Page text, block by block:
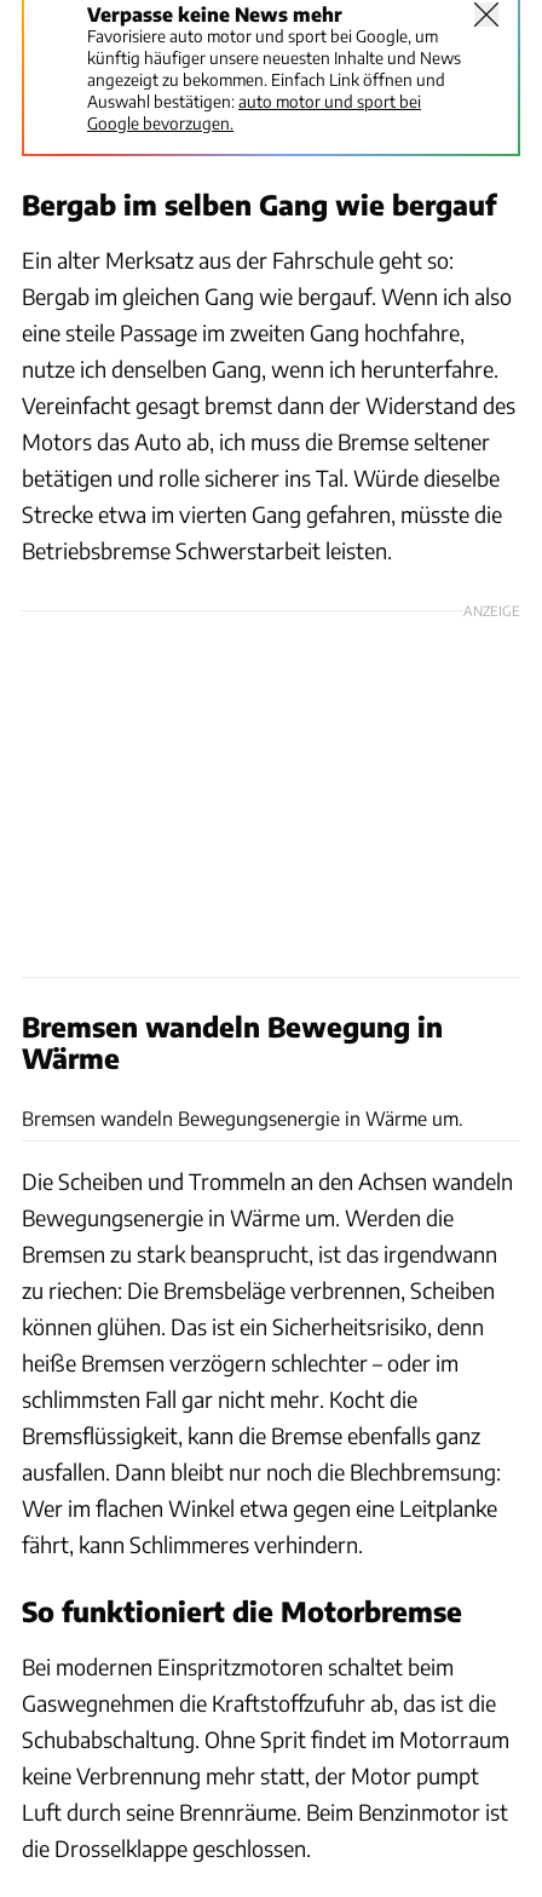
Verpasse keine News mehr
Favorisiere auto motor und sport bei Google, um
künftig häufiger unsere neuesten Inhalte und News
angezeigt zu bekommen. Einfach Link öffnen und
Auswahl bestätigen:auto motor und sport bei
Google bevorzugen.
Bergab im selben Gang wie bergauf
Ein alter Merksatz aus der Fahrschule geht so:
Bergab im gleichen Gang wie bergauf. Wenn ich also
eine steile Passage im zweiten Gang hochfahre,
nutze ich denselben Gang, wenn ich herunterfahre.
Vereinfacht gesagt bremst dann der Widerstand des
Motors das Auto ab, ich muss die Bremse seltener
betätigen und rolle sicherer ins Tal. Würde dieselbe
Strecke etwa im vierten Gang gefahren, müsste die
Betriebsbremse Schwerstarbeit leisten.
ANZEIGE
Bremsen wandeln Bewegung in
Wärme
Bremsen wandeln Bewegungsenergie in Wärme um.
Die Scheiben und Trommeln an den Achsen wandeln
Bewegungsenergie in Wärme um. Werden die
Bremsen zu stark beansprucht, ist das irgendwann
zu riechen: Die Bremsbeläge verbrennen, Scheiben
können glühen. Das ist ein Sicherheitsrisiko, denn
heiße Bremsen verzögern schlechter – oder im
schlimmsten Fall gar nicht mehr. Kocht die
Bremsflüssigkeit, kann die Bremse ebenfalls ganz
ausfallen. Dann bleibt nur noch die Blechbremsung:
Wer im flachen Winkel etwa gegen eine Leitplanke
fährt, kann Schlimmeres verhindern.
So funktioniert die Motorbremse
Bei modernen Einspritzmotoren schaltet beim
Gaswegnehmen die Kraftstoffzufuhr ab, das ist die
Schubabschaltung. Ohne Sprit findet im Motorraum
keine Verbrennung mehr statt, der Motor pumpt
Luft durch seine Brennräume. Beim Benzinmotor ist
die Drosselklappe geschlossen.